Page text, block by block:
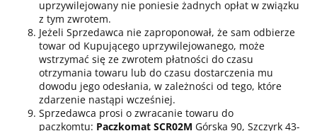
uprzywilejowany nie poniesie żadnych opłat w związku
z tym zwrotem.
Jeżeli Sprzedawca nie zaproponował, że sam odbierze
towar od Kupującego uprzywilejowanego, może
wstrzymać się ze zwrotem płatności do czasu
otrzymania towaru lub do czasu dostarczenia mu
dowodu jego odesłania, w zależności od tego, które
zdarzenie nastąpi wcześniej.
Sprzedawca prosi o zwracanie towaru do
paczkomtu: Paczkomat SCR02M Górska 90, Szczyrk 43-